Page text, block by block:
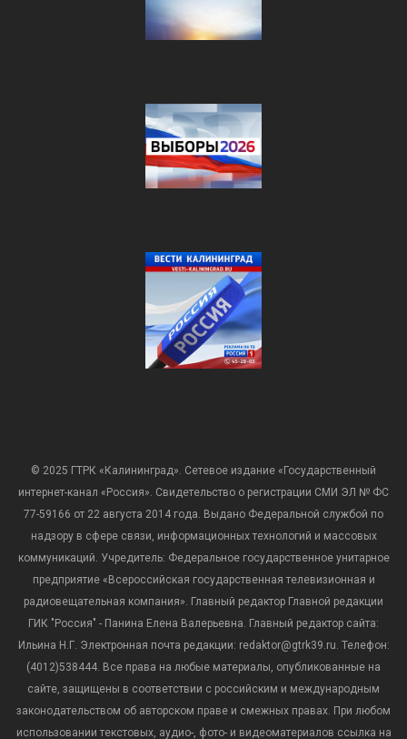
© 2025 ГТРК «Калининград». Сетевое издание «Государственный
интернет-канал «Россия». Свидетельство о регистрации СМИ ЭЛ № ФС
77-59166 от 22 августа 2014 года. Выдано Федеральной службой по
надзору в сфере связи, информационных технологий и массовых
коммуникаций. Учредитель: Федеральное государственное унитарное
предприятие «Всероссийская государственная телевизионная и
радиовещательная компания». Главный редактор Главной редакции
ГИК "Россия" - Панина Елена Валерьевна. Главный редактор сайта:
Ильина Н.Г. Электронная почта редакции: redaktor@gtrk39.ru. Телефон:
(4012)538444. Все права на любые материалы, опубликованные на
сайте, защищены в соответствии с российским и международным
законодательством об авторском праве и смежных правах. При любом
использовании текстовых, аудио-, фото- и видеоматериалов ссылка на